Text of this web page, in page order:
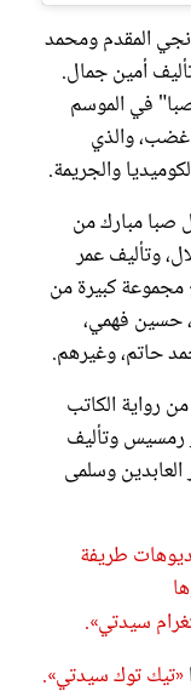
المقدم ومحمد
أمين جمال.
في الموسم
غضب، والذي
والجريمة.
صبا مبارك من
وتأليف عمر
كبيرة من
حسين فهمي،
حاتم، وغيرهم.
رواية الكاتب
رمسيس وتأليف
وسلمى
طريفة
سيدتي».
«تيك توك سيدتي».